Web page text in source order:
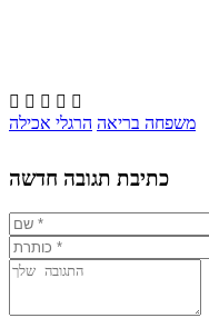
    
משפחה בריאה הרגלי אכילה
כתיבת תגובה חדשה